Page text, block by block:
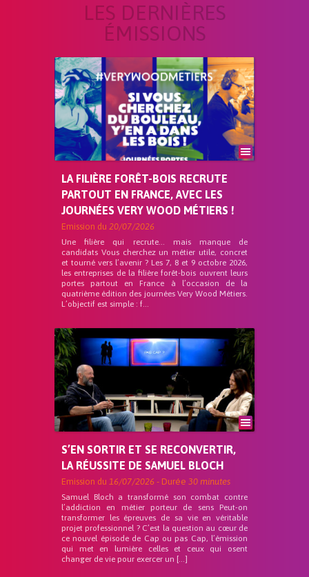
LES DERNIÈRES
ÉMISSIONS
LA FILIÈRE FORÊT-BOIS RECRUTE
PARTOUT EN FRANCE, AVEC LES
JOURNÉES VERY WOOD MÉTIERS !
Emission du 20/07/2026
Une filière qui recrute… mais manque de
candidats Vous cherchez un métier utile, concret
et tourné vers l’avenir ? Les 7, 8 et 9 octobre 2026,
les entreprises de la filière forêt-bois ouvrent leurs
portes partout en France à l’occasion de la
quatrième édition des journées Very Wood Métiers.
L’objectif est simple : f...
S’EN SORTIR ET SE RECONVERTIR,
LA RÉUSSITE DE SAMUEL BLOCH
Emission du 16/07/2026 - Durée 30 minutes
Samuel Bloch a transformé son combat contre
l’addiction en métier porteur de sens Peut-on
transformer les épreuves de sa vie en véritable
projet professionnel ? C’est la question au cœur de
ce nouvel épisode de Cap ou pas Cap, l’émission
qui met en lumière celles et ceux qui osent
changer de vie pour exercer un […]